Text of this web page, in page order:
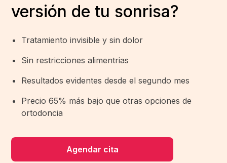
versión de tu sonrisa?
Tratamiento invisible y sin dolor
Sin restricciones alimentrias
Resultados evidentes desde el segundo mes
Precio 65% más bajo que otras opciones de
ortodoncia
Agendar cita